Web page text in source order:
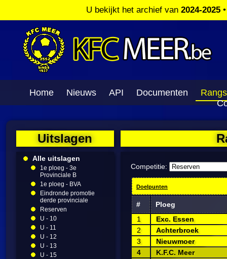
U bekijkt het archief van 2024-2025
Home Nieuws API Documenten
Uitslagen
Alle uitslagen
1e ploeg - 3e
Provinciale B
1e ploeg - BVA
Eindronde promotie
derde provinciale
Reserven
U - 10
U - 11
U - 12
U - 13
U - 15
Competitie:
Doelpunten
#
Ploeg
1
Exc. Essen
2
Achterbroek
3
Nieuwmoer
4
K.F.C. Meer